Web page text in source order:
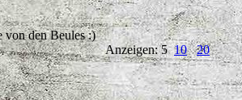
von den Beules :)
Anzeigen: 510 20